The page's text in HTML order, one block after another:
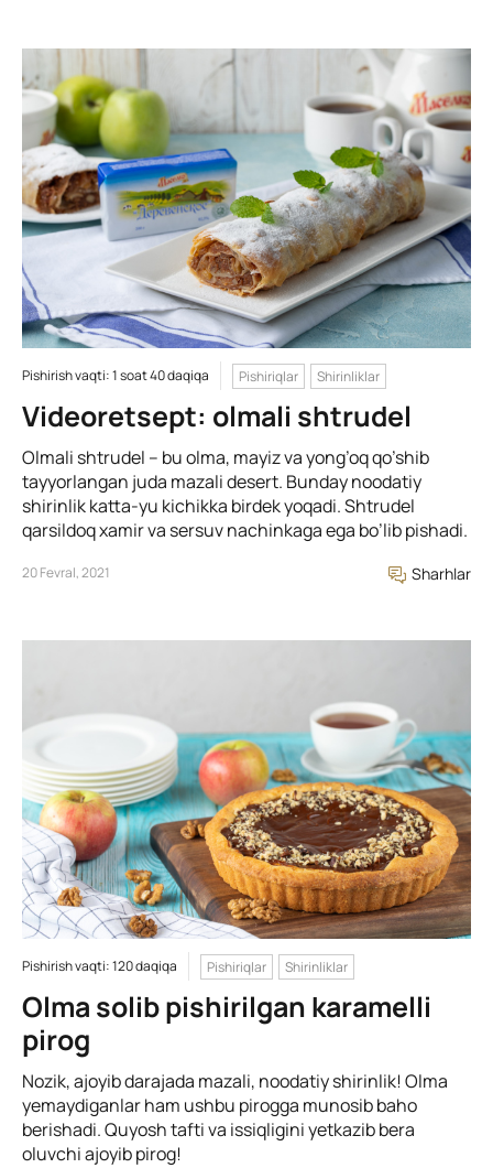
Pishirish vaqti: 1 soat 40 daqiqa Pishiriqlar Shirinliklar
Videoretsept: olmali shtrudel
Olmali shtrudel – bu olma, mayiz va yong’oq qo’shib
tayyorlangan juda mazali desert. Bunday noodatiy
shirinlik katta-yu kichikka birdek yoqadi. Shtrudel
qarsildoq xamir va sersuv nachinkaga ega bo’lib pishadi.
20 Fevral, 2021 Sharhlar
Pishirish vaqti: 120 daqiqa Pishiriqlar Shirinliklar
Olma solib pishirilgan karamelli
pirog
Nozik, ajoyib darajada mazali, noodatiy shirinlik! Olma
yemaydiganlar ham ushbu pirogga munosib baho
berishadi. Quyosh tafti va issiqligini yetkazib bera
oluvchi ajoyib pirog!